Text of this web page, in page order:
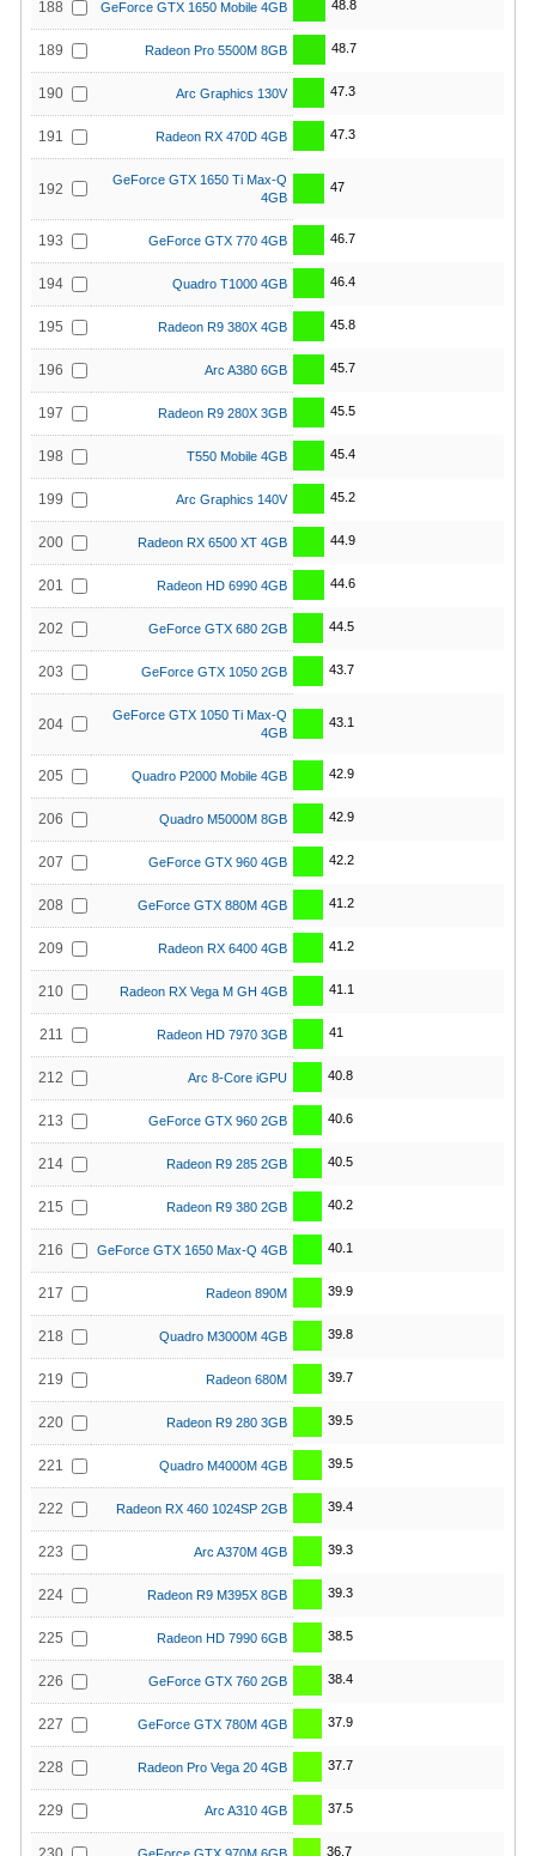
188 GeForce GTX 1650 Mobile 4GB 48.8
189 Radeon Pro 5500M 8GB 48.7
190 Arc Graphics 130V 47.3
191 Radeon RX 470D 4GB 47.3
192
GeForce GTX 1650 Ti Max-Q
4GB
47
193 GeForce GTX 770 4GB 46.7
194 Quadro T1000 4GB 46.4
195 Radeon R9 380X 4GB 45.8
196 Arc A380 6GB 45.7
197 Radeon R9 280X 3GB 45.5
198 T550 Mobile 4GB 45.4
199 Arc Graphics 140V 45.2
200 Radeon RX 6500 XT 4GB 44.9
201 Radeon HD 6990 4GB 44.6
202 GeForce GTX 680 2GB 44.5
203 GeForce GTX 1050 2GB 43.7
204
GeForce GTX 1050 Ti Max-Q
4GB
43.1
205 Quadro P2000 Mobile 4GB 42.9
206 Quadro M5000M 8GB 42.9
207 GeForce GTX 960 4GB 42.2
208 GeForce GTX 880M 4GB 41.2
209 Radeon RX 6400 4GB 41.2
210 Radeon RX Vega M GH 4GB 41.1
211 Radeon HD 7970 3GB 41
212 Arc 8-Core iGPU 40.8
213 GeForce GTX 960 2GB 40.6
214 Radeon R9 285 2GB 40.5
215 Radeon R9 380 2GB 40.2
216 GeForce GTX 1650 Max-Q 4GB 40.1
217 Radeon 890M 39.9
218 Quadro M3000M 4GB 39.8
219 Radeon 680M 39.7
220 Radeon R9 280 3GB 39.5
221 Quadro M4000M 4GB 39.5
222 Radeon RX 460 1024SP 2GB 39.4
223 Arc A370M 4GB 39.3
224 Radeon R9 M395X 8GB 39.3
225 Radeon HD 7990 6GB 38.5
226 GeForce GTX 760 2GB 38.4
227 GeForce GTX 780M 4GB 37.9
228 Radeon Pro Vega 20 4GB 37.7
229 Arc A310 4GB 37.5
36.7